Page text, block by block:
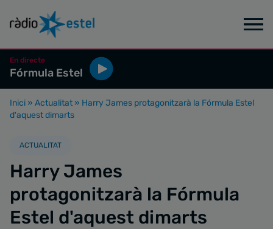
En directe
Fórmula Estel
Inici » Actualitat » Harry James protagonitzarà la Fórmula Estel
d'aquest dimarts
ACTUALITAT
Harry James
protagonitzarà la Fórmula
Estel d'aquest dimarts